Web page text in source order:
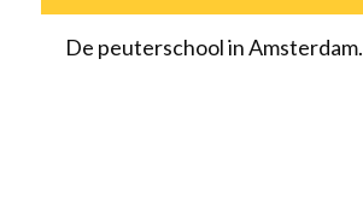
De peuterschool in Amsterdam.